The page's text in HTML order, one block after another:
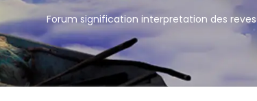
Forum signification interpretation des reves